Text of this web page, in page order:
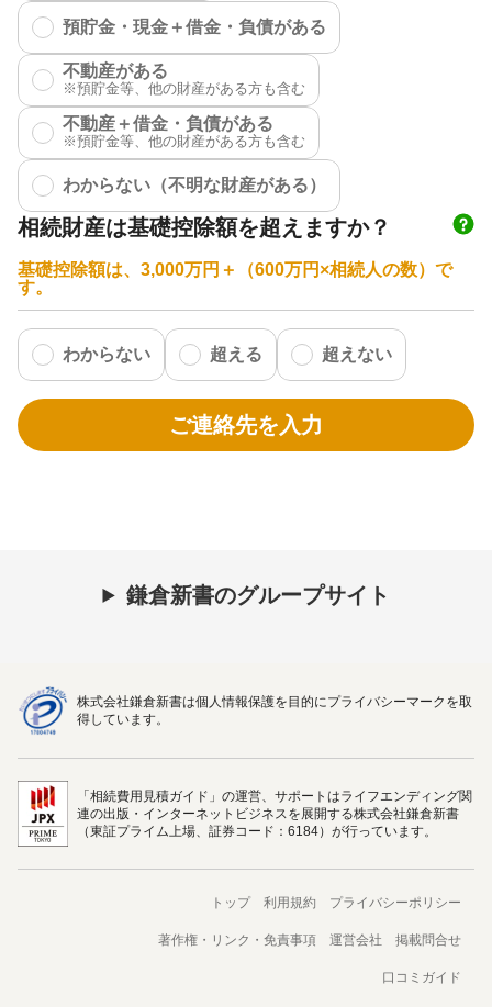
預貯金・現金＋借金・負債がある
不動産がある
不動産＋借金・負債がある
わからない（不明な財産がある）
相続財産は基礎控除額を超えますか？
基礎控除額は、3,000万円＋（600万円×相続人の数）で
す。
わからない 超える 超えない
ご連絡先を入力
鎌倉新書のグループサイト
株式会社鎌倉新書は個人情報保護を目的にプライバシーマークを取
得しています。
「相続費用見積ガイド」の運営、サポートはライフエンディング関
連の出版・インターネットビジネスを展開する株式会社鎌倉新書
（東証プライム上場、証券コード：6184）が行っています。
トップ 利用規約 プライバシーポリシー
著作権・リンク・免責事項 運営会社 掲載問合せ
口コミガイド